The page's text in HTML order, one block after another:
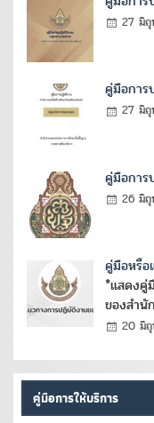
27 มิ
คู่มือการ
27 มิ
คู่มือการ
26 มิ
คู่มือหรือ
*แสดงคู่
ของสำนั
20 มิ
คู่มือการให้บริการ